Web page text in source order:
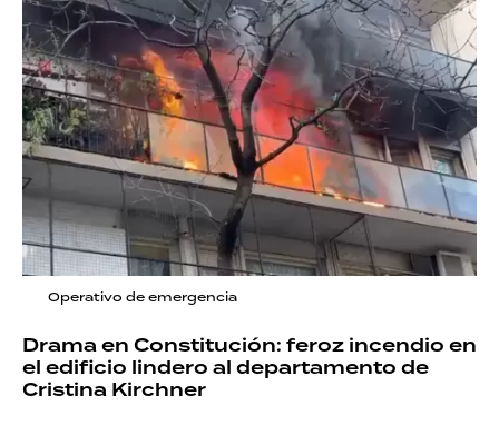
Operativo de emergencia
Drama en Constitución: feroz incendio en
el edificio lindero al departamento de
Cristina Kirchner